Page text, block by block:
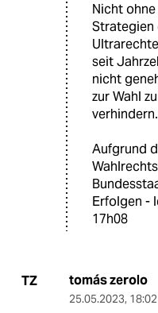
Nicht
Strategien
seit
nicht
zur Wahl
verhindern.
Aufgrund
Erfolgen -
17h08
TZ tomás zerolo
25.05.2023,